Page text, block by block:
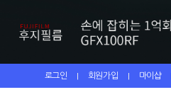
로그인 | 회원가입 | 마이샵